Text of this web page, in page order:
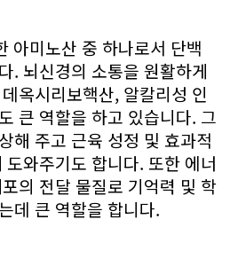
아미노산 중 하나로서 단백
. 뇌신경의 소통을 원활하게
옥시리보핵산, 알칼리성 인
큰 역할을 하고 있습니다. 그
해 주고 근육 성정 및 효과적
와주기도 합니다. 또한 에너
의 전달 물질로 기억력 및 학
데 큰 역할을 합니다.